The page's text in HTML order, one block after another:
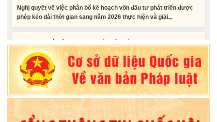
Nghị quyết Về chất vấn tại Kỳ họp thứ Hai, Hội đồng nhân dân tỉnh
Đắk Lắk khóa XI, nhiệm kỳ 2026 - 2031
Nghị quyết Xác nhận kết quả bầu Ủy viên Ủy ban nhân dân tỉnh
Đắk Lắk khoá XI, nhiệm kỳ 2026 - 2031